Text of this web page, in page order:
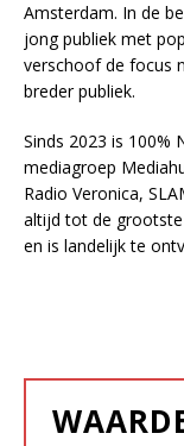
Amsterdam. In de
jong publiek met
verschoof de focus
breder publiek.
Sinds 2023 is 100%
mediagroep
Radio Veronica,
altijd tot de
en is landelijk te